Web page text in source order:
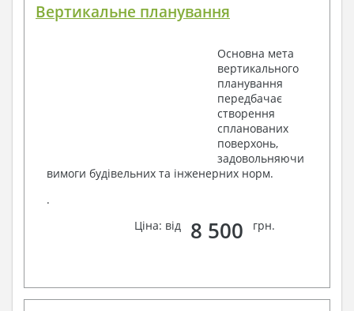
Вертикальне планування
Основна мета
вертикального
планування
передбачає
створення
спланованих
поверхонь,
задовольняючи
вимоги будівельних та інженерних норм.
.
Ціна: від
8 500 грн.